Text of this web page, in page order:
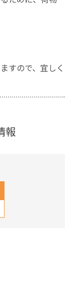
すので、宜しく
報